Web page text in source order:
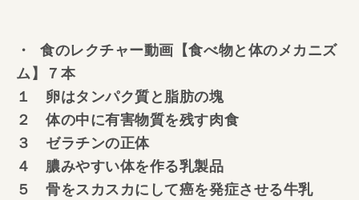
・ 食のレクチャー動画【食べ物と体のメカニズ
ム】７本
１ 卵はタンパク質と脂肪の塊
２ 体の中に有害物質を残す肉食
３ ゼラチンの正体
４ 膿みやすい体を作る乳製品
５ 骨をスカスカにして癌を発症させる牛乳